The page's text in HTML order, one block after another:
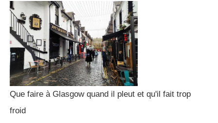
Que faire à Glasgow quand il pleut et qu'il fait trop
froid